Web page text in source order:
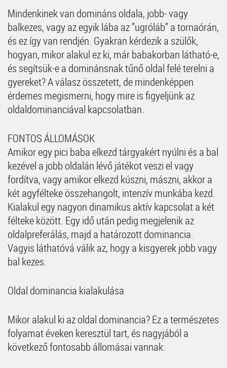
Mindenkinek van domináns oldala, jobb- vagy
balkezes, vagy az egyik lába az ”ugróláb” a tornaórán,
és ez így van rendjén. Gyakran kérdezik a szülők,
hogyan, mikor alakul ez ki, már babakorban látható-e,
és segítsük-e a dominánsnak tűnő oldal felé terelni a
gyereket? A válasz összetett, de mindenképpen
érdemes megismerni, hogy mire is figyeljünk az
oldaldominanciával kapcsolatban.
FONTOS ÁLLOMÁSOK
Amikor egy pici baba elkezd tárgyakért nyúlni és a bal
kezével a jobb oldalán lévő játékot veszi el vagy
fordítva, vagy amikor elkezd kúszni, mászni, akkor a
két agyfélteke összehangolt, intenzív munkába kezd.
Kialakul egy nagyon dinamikus aktív kapcsolat a két
félteke között. Egy idő után pedig megjelenik az
oldalpreferálás, majd a határozott dominancia.
Vagyis láthatóvá válik az, hogy a kisgyerek jobb vagy
bal kezes.
Oldal dominancia kialakulása
Mikor alakul ki az oldal dominancia? Ez a természetes
folyamat éveken keresztül tart, és nagyjából a
következő fontosabb állomásai vannak: